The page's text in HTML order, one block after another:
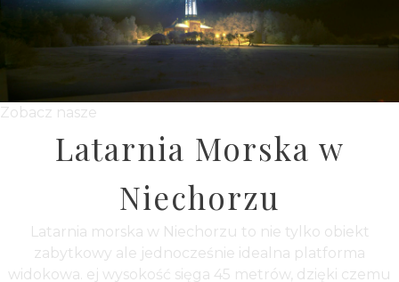
Zobacz nasze
Latarnia Morska w
Niechorzu
Latarnia morska w Niechorzu to nie tylko obiekt
zabytkowy ale jednocześnie idealna platforma
widokowa. ej wysokość sięga 45 metrów, dzięki czemu